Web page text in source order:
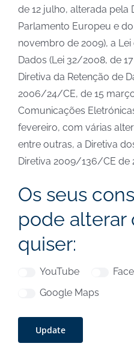
de 12 julho, alterada
Parlamento Europeu e
novembro de 2009), a
Dados (Lei 32/2008, de
Diretiva da Retenção de
2006/24/CE, de 15
Comunicações
fevereiro, com várias
entre outras, a Diretiva
Diretiva 2009/136/CE de
Os seus
pode alterar
quiser:
YouTube
Google Maps
Update